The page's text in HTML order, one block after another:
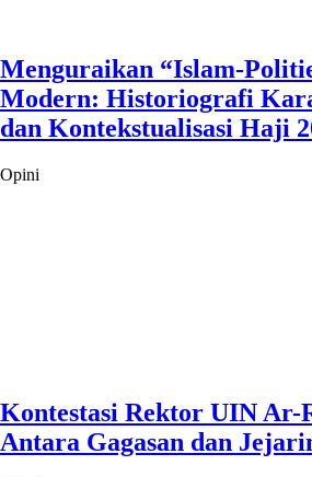
Menguraikan “Islam-
Modern: Historiografi
dan Kontekstualisasi Haji
Opini
Kontestasi Rektor UIN Ar-
Antara Gagasan dan